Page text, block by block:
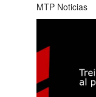
MTP Noticias